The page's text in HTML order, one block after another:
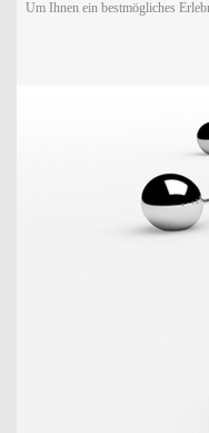
Um Ihnen ein bestmögliches